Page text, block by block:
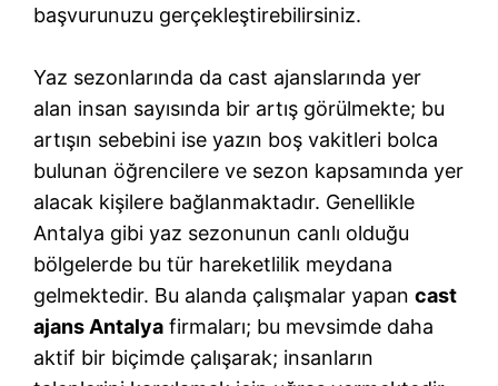
başvurunuzu gerçekleştirebilirsiniz.
Yaz sezonlarında da cast ajanslarında yer
alan insan sayısında bir artış görülmekte; bu
artışın sebebini ise yazın boş vakitleri bolca
bulunan öğrencilere ve sezon kapsamında yer
alacak kişilere bağlanmaktadır. Genellikle
Antalya gibi yaz sezonunun canlı olduğu
bölgelerde bu tür hareketlilik meydana
gelmektedir. Bu alanda çalışmalar yapancast
ajans Antalya firmaları; bu mevsimde daha
aktif bir biçimde çalışarak; insanların